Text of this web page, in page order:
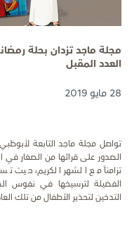
مجلة ماجد تزدان بحلة
العدد المقبل
28 مايو 2019
تواصل مجلة ماجد التابعة
الصدور على قرائها من الصغار في
تزامناً مع الشهر الكريم، حيث
الفضيلة لترسيخها في نفوس
التدخين لتحذير الأطفال من تلك